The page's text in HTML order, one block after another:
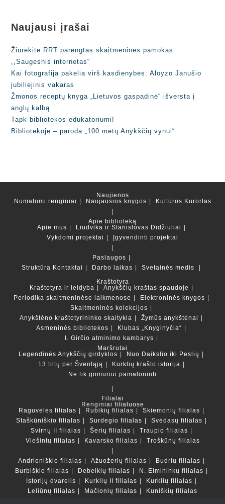
Naujausi įrašai
Žiūrėkite RRT parengtas skaitmenines pamokas
,,Saugesnis internetas“
Kai fotografija pakelia virš kasdienybės: Aloyzo Janušio
jubiliejinis vakaras
Žmonos receptų knyga „Lietuvos gaspadinė“ išversta į
anglų kalbą
Tapk bibliotekos edukatoriumi!
Bibliotekoje – paroda „100 metų Anykščių vynui“
Naujienos
Numatomi renginiai
Naujausios knygos Kultūros Kurortas
Apie biblioteką
Apie mus
Liudvika ir Stanislovas Didžiuliai
Vykdomi projektai
Įgyvendinti projektai
Paslaugos
Struktūra Kontaktai Darbo laikas
Svetainės medis
Kraštotyra
Kraštotyra ir leidyba
Anykščių kraštas spaudoje
Periodika skaitmeninėse laikmenose
Elektroninės knygos
Skaitmeninės kolekcijos
Anykštėno kraštotyrininko skaitykla
Žymūs anykštėnai
Asmeninės bibliotekos
Klubas „Knyginyčia“
I. Girčio atminimo kambarys
Maršrutai
Legendinės Anykščių girdyklos
Nuo Daikslio iki Peslių
13 tiltų per Šventąją
Kurklių krašto istorija
Ne tik gomuriui pamaloninti
Filialai
Renginiai filialuose
Raguvėlės filialas
Rubikių filialas
Skiemonių filialas
Staškūniškio filialas
Surdegio filialas
Svėdasų filialas
Svirnų II filialas
Šerių filialas
Traupio filialas
Viešintų filialas
Kavarsko filialas Troškūnų filialas
Andrioniškio filialas Ažuožerių filialas
Budrių filialas
Burbiškio filialas
Debeikių filialas
N. Elmininkų filialas
Istorijų dvarelis
Kurklių II filialas
Kurklių filialas
Leliūnų filialas
Mačionių filialas Kuniškių filialas